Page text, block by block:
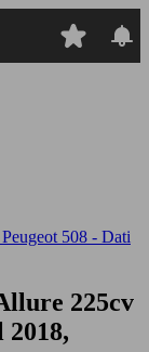
Peugeot 508 - Dati
225cv